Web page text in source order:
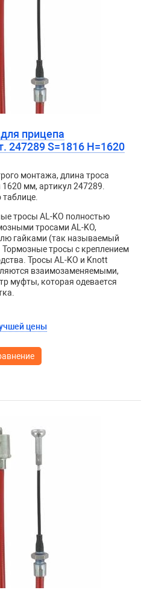
прицепа
247289 S=1816 H=1620
монтажа, длина троса
мм, артикул 247289.
тросы AL-KO полностью
тросами AL-KO,
гайками (так называемый
тросы с креплением
Тросы AL -KO и Knott
взаимозаменяемыми,
муфты, которая одевается
цены